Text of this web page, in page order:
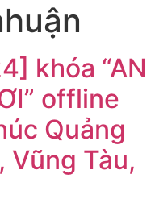
khóa “AN
offline
Quảng
Vũng Tàu,